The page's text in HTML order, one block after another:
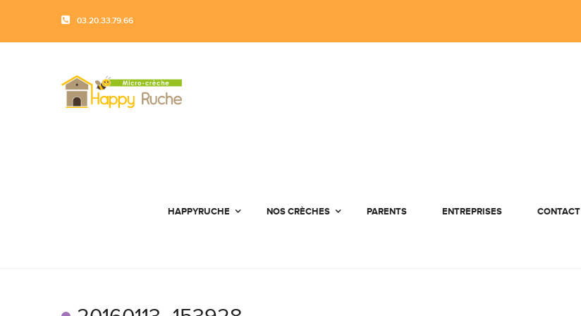
03.20.33.79.66
HAPPYRUCHE NOS CRÈCHES PARENTS ENTREPRISES CONTACT